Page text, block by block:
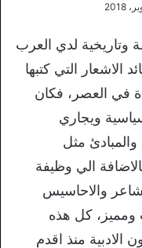
وتاريخية لدي العرب
الاشعار التي كتبها
في العصر، فكان
ويجاري
مثل
الي وظيفة
والاحاسيس
ومميز، كل هذه
الادبية منذ اقدم